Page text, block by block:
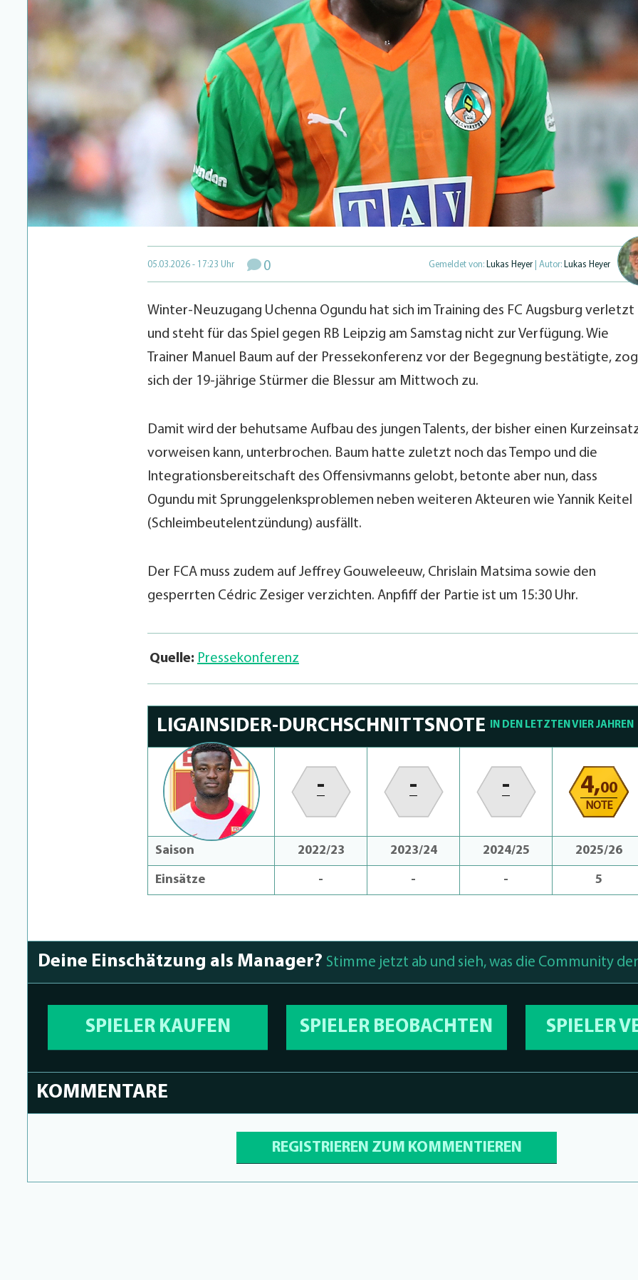
05.03.2026 - 17:23 Uhr 0 Gemeldet von: Lukas Heyer | Autor: Lukas Heyer
Winter-Neuzugang Uchenna Ogundu hat sich im Training des FC Augsburg verletzt
und steht für das Spiel gegen RB Leipzig am Samstag nicht zur Verfügung. Wie
Trainer Manuel Baum auf der Pressekonferenz vor der Begegnung bestätigte, zog
sich der 19-jährige Stürmer die Blessur am Mittwoch zu.
Damit wird der behutsame Aufbau des jungen Talents, der bisher einen
vorweisen kann, unterbrochen. Baum hatte zuletzt noch das Tempo und die
Integrationsbereitschaft des Offensivmanns gelobt, betonte aber nun, dass
Ogundu mit Sprunggelenksproblemen neben weiteren Akteuren wie Yannik Keitel
(Schleimbeutelentzündung) ausfällt.
Der FCA muss zudem auf Jeffrey Gouweleeuw, Chrislain Matsima sowie den
gesperrten Cédric Zesiger verzichten. Anpfiff der Partie ist um 15:30 Uhr.
Quelle: Pressekonferenz
LIGAINSIDER-DURCHSCHNITTSNOTE IN DEN LETZTEN VIER JAHREN
- - - 4,00
NOTE
Saison 2022/23 2023/24 2024/25 2025/26
Einsätze - - - 5
Deine Einschätzung als Manager? Stimme jetzt ab und sieh, was die Community
SPIELER KAUFEN SPIELER BEOBACHTEN SPIELER
KOMMENTARE
REGISTRIEREN ZUM KOMMENTIEREN